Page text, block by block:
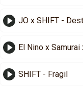
JO x SHIFT -
El Nino x
SHIFT - Fragil